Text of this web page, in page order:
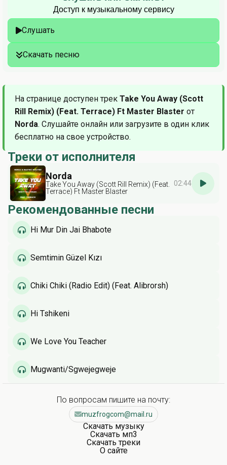
Доступ к музыкальному сервису
Слушать
Скачать песню
На странице доступен трек Take You Away (Scott
Rill Remix) (Feat. Terrace) Ft Master Blaster от
Norda. Слушайте онлайн или загрузите в один клик
бесплатно на свое устройство.
Треки от исполнителя
Norda
Take You Away (Scott Rill Remix) (Feat.
Terrace) Ft Master Blaster
02:44
Рекомендованные песни
Hi Mur Din Jai Bhabote
Semtimin Güzel Kızı
Chiki Chiki (Radio Edit) (Feat. Alibrorsh)
Hi Tshikeni
We Love You Teacher
Mugwanti/Sgwejegweje
По вопросам пишите на почту:
muzfrogcom@mail.ru
Скачать музыку
Скачать мп3
Скачать треки
О сайте